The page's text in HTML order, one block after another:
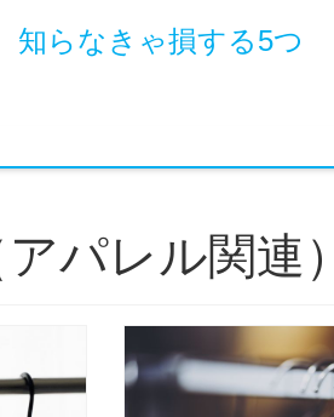
知らなきゃ損する5つ
パレル関連）